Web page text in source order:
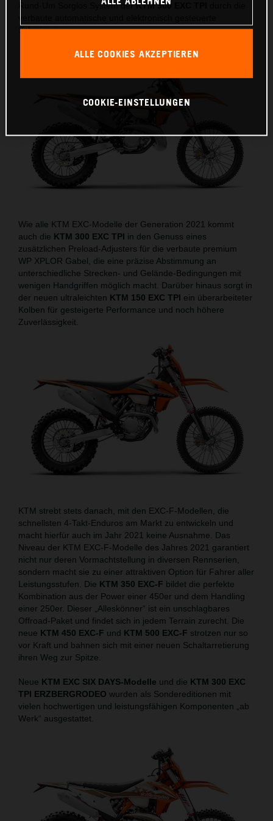
Rund-Um Sorglos System derKTM 300 EXC TPI
Schmierung.
Wie alle KTM EXC-Modelle der Generation 2021 kommt
auch die KTM 300 EXC TPI in den Genuss eines
zusätzlichen Preload-Adjusters für die verbaute premium
WP XPLOR Gabel, die eine präzise Abstimmung an
unterschiedliche Strecken- und Gelände-Bedingungen mit
wenigen Handgriffen möglich macht. Darüber hinaus sorgt in
der neuen ultraleichten KTM 150 EXC TPI ein überarbeiteter
Kolben für gesteigerte Performance und noch höhere
Zuverlässigkeit.
KTM strebt stets danach, mit den EXC-F-Modellen, die
schnellsten 4-Takt-Enduros am Markt zu entwickeln und
macht hierfür auch im Jahr 2021 keine Ausnahme. Das
Niveau der KTM EXC-F-Modelle des Jahres 2021 garantiert
nicht nur deren Vormachtstellung in diversen Rennserien,
sondern macht sie zu einer attraktiven Option für Fahrer aller
Leistungsstufen. Die KTM 350 EXC-F bildet die perfekte
Kombination aus der Power einer 450er und dem Handling
einer 250er. Dieser „Alleskönner“ ist ein unschlagbares
Offroad-Paket und findet sich in jedem Terrain zurecht. Die
neue KTM 450 EXC-F und KTM 500 EXC-F strotzen nur so
vor Kraft und bahnen sich mit einer neuen Schaltarretierung
ihren Weg zur Spitze.
Neue KTM EXC SIX DAYS-Modelle und die KTM 300 EXC
TPI ERZBERGRODEO wurden als Sondereditionen mit
vielen hochwertigen und leistungsfähigen Komponenten „ab
Werk“ ausgestattet.
ALLE COOKIES AKZEPTIEREN
COOKIE-EINSTELLUNGEN